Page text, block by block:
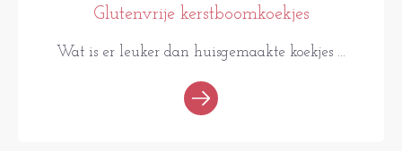
Glutenvrije kerstboomkoekjes
Wat is er leuker dan huisgemaakte koekjes ...